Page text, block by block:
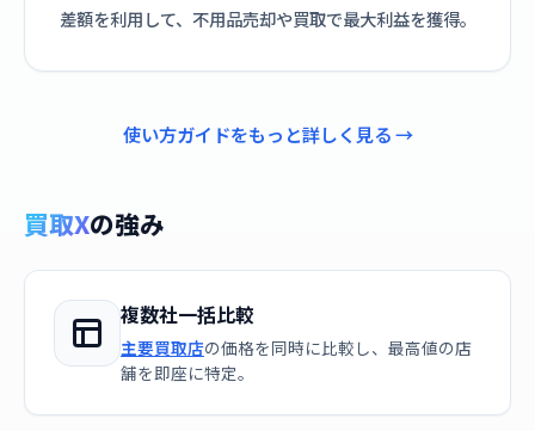
差額を利用して、不用品売却や買取で最大利益を獲得。
使い方ガイドをもっと詳しく見る →
買取Xの強み
複数社一括比較
主要買取店の価格を同時に比較し、最高値の店
舗を即座に特定。